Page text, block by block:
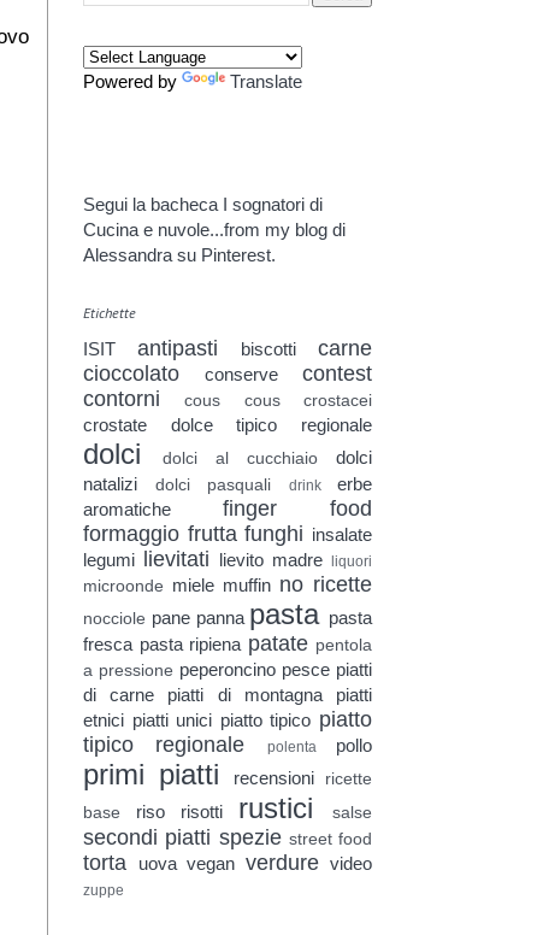
Powered by Translate
Segui la bacheca I sognatori di
Cucina e nuvole...from my blog di
Alessandra su Pinterest.
Etichette
ISIT antipasti biscotti
carne
cioccolato
conserve
contest
contorni
cous cous crostacei
crostate dolce tipico regionale
dolci dolci al cucchiaio
dolci
natalizi
dolci pasquali drink
erbe
aromatiche
finger food
formaggio frutta funghi insalate
legumi lievitati lievito madre liquori
microonde miele muffin no ricette
nocciole pane panna pasta pasta
fresca pasta ripiena patate pentola
a pressione peperoncino pesce piatti
di carne
piatti di montagna
piatti
etnici piatti unici piatto tipico piatto
tipico regionale
polenta pollo
primi piatti recensioni
ricette
base
riso risotti rustici salse
secondi piatti spezie street food
torta uova vegan verdure video
zuppe